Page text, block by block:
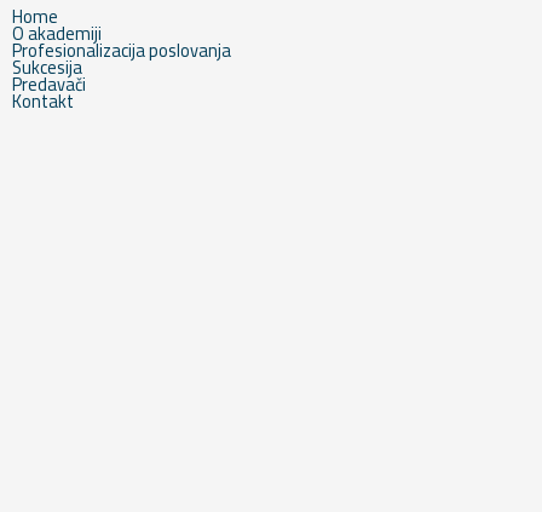
Home
O akademiji
Profesionalizacija poslovanja
Sukcesija
Predavači
Kontakt